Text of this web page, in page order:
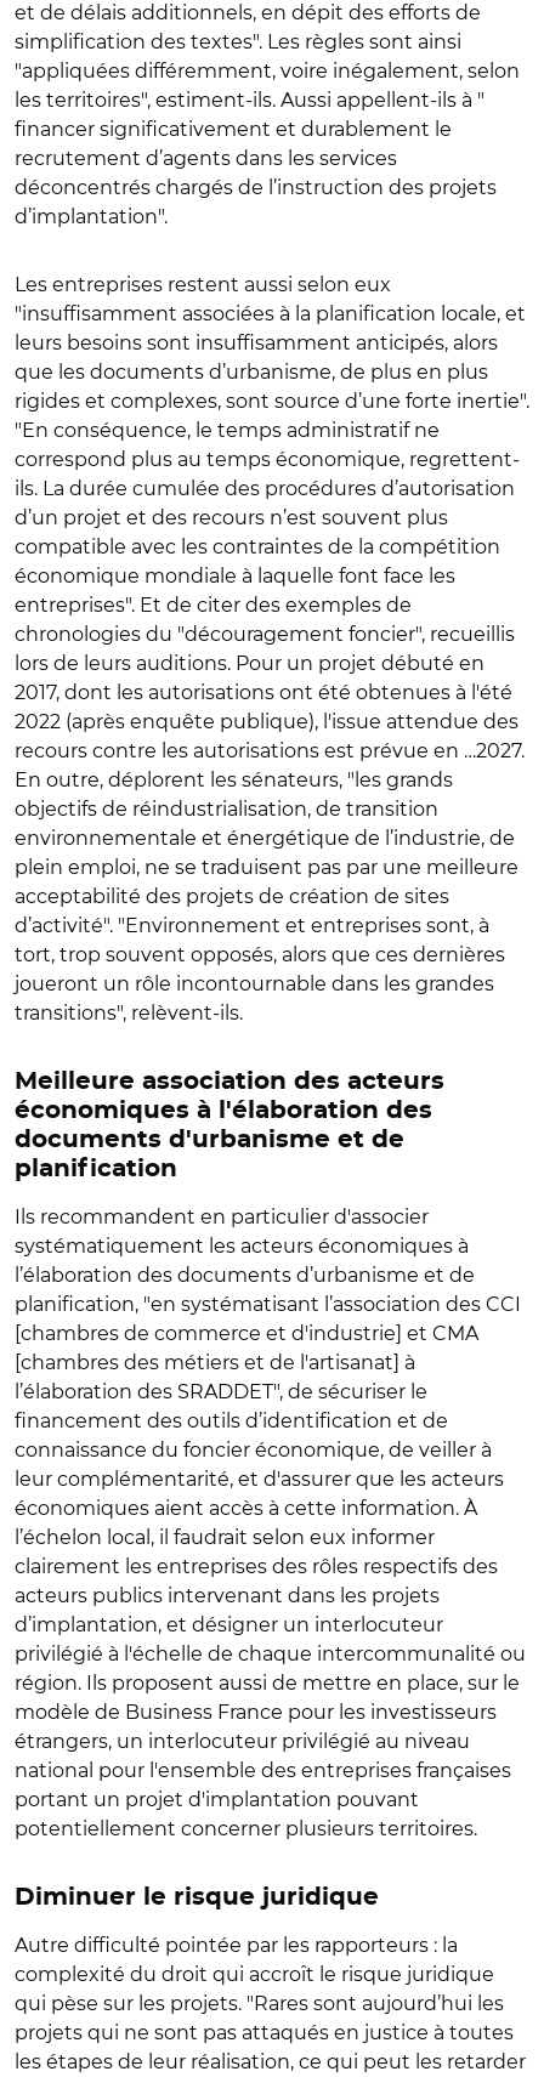
et de délais additionnels, en dépit des efforts de
simplification des textes". Les règles sont ainsi
"appliquées différemment, voire inégalement, selon
les territoires", estiment-ils. Aussi appellent-ils à "
financer significativement et durablement le
recrutement d’agents dans les services
déconcentrés chargés de l’instruction des projets
d’implantation".
Les entreprises restent aussi selon eux
"insuffisamment associées à la planification locale, et
leurs besoins sont insuffisamment anticipés, alors
que les documents d’urbanisme, de plus en plus
rigides et complexes, sont source d’une forte inertie".
"En conséquence, le temps administratif ne
correspond plus au temps économique, regrettent-
ils. La durée cumulée des procédures d’autorisation
d’un projet et des recours n’est souvent plus
compatible avec les contraintes de la compétition
économique mondiale à laquelle font face les
entreprises". Et de citer des exemples de
chronologies du "découragement foncier", recueillis
lors de leurs auditions. Pour un projet débuté en
2017, dont les autorisations ont été obtenues à l'été
2022 (après enquête publique), l'issue attendue des
recours contre les autorisations est prévue en …2027.
En outre, déplorent les sénateurs, "les grands
objectifs de réindustrialisation, de transition
environnementale et énergétique de l’industrie, de
plein emploi, ne se traduisent pas par une meilleure
acceptabilité des projets de création de sites
d’activité". "Environnement et entreprises sont, à
tort, trop souvent opposés, alors que ces dernières
joueront un rôle incontournable dans les grandes
transitions", relèvent-ils.
Meilleure association des acteurs
économiques à l'élaboration des
documents d'urbanisme et de
planification
Ils recommandent en particulier d'associer
systématiquement les acteurs économiques à
l’élaboration des documents d’urbanisme et de
planification, "en systématisant l’association des CCI
[chambres de commerce et d'industrie] et CMA
[chambres des métiers et de l'artisanat] à
l’élaboration des SRADDET", de sécuriser le
financement des outils d’identification et de
connaissance du foncier économique, de veiller à
leur complémentarité, et d'assurer que les acteurs
économiques aient accès à cette information. À
l’échelon local, il faudrait selon eux informer
clairement les entreprises des rôles respectifs des
acteurs publics intervenant dans les projets
d’implantation, et désigner un interlocuteur
privilégié à l'échelle de chaque intercommunalité ou
région. Ils proposent aussi de mettre en place, sur le
modèle de Business France pour les investisseurs
étrangers, un interlocuteur privilégié au niveau
national pour l'ensemble des entreprises françaises
portant un projet d'implantation pouvant
potentiellement concerner plusieurs territoires.
Diminuer le risque juridique
Autre difficulté pointée par les rapporteurs : la
complexité du droit qui accroît le risque juridique
qui pèse sur les projets. "Rares sont aujourd’hui les
projets qui ne sont pas attaqués en justice à toutes
les étapes de leur réalisation, ce qui peut les retarder